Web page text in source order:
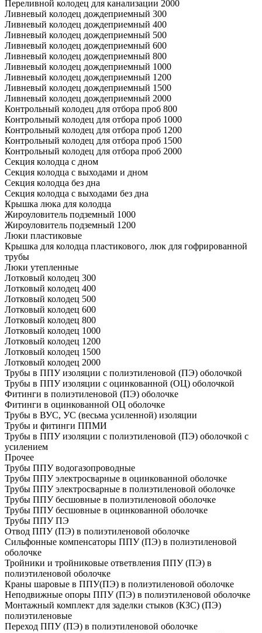
Переливной колодец для канализации 2000
Ливневый колодец дождеприемный 300
Ливневый колодец дождеприемный 400
Ливневый колодец дождеприемный 500
Ливневый колодец дождеприемный 600
Ливневый колодец дождеприемный 800
Ливневый колодец дождеприемный 1000
Ливневый колодец дождеприемный 1200
Ливневый колодец дождеприемный 1500
Ливневый колодец дождеприемный 2000
Контрольный колодец для отбора проб 800
Контрольный колодец для отбора проб 1000
Контрольный колодец для отбора проб 1200
Контрольный колодец для отбора проб 1500
Контрольный колодец для отбора проб 2000
Секция колодца с дном
Секция колодца с выходами и дном
Секция колодца без дна
Секция колодца с выходами без дна
Крышка люка для колодца
Жироуловитель подземный 1000
Жироуловитель подземный 1200
Люки пластиковые
Крышка для колодца пластикового, люк для гофрированной
трубы
Люки утепленные
Лотковый колодец 300
Лотковый колодец 400
Лотковый колодец 500
Лотковый колодец 600
Лотковый колодец 800
Лотковый колодец 1000
Лотковый колодец 1200
Лотковый колодец 1500
Лотковый колодец 2000
Трубы в ППУ изоляции с полиэтиленовой (ПЭ) оболочкой
Трубы в ППУ изоляции с оцинкованной (ОЦ) оболочкой
Фитинги в полиэтиленовой (ПЭ) оболочке
Фитинги в оцинкованной ОЦ оболочке
Трубы в ВУС, УС (весьма усиленной) изоляции
Трубы и фитинги ППМИ
Трубы в ППУ изоляции с полиэтиленовой (ПЭ) оболочкой с
усилением
Прочее
Трубы ППУ водогазопроводные
Трубы ППУ электросварные в оцинкованной оболочке
Трубы ППУ электросварные в полиэтиленовой оболочке
Трубы ППУ бесшовные в полиэтиленовой оболочке
Трубы ППУ бесшовные в оцинкованной оболочке
Трубы ППУ ПЭ
Отвод ППУ (ПЭ) в полиэтиленовой оболочке
Сильфонные компенсаторы ППУ (ПЭ) в полиэтиленовой
оболочке
Тройники и тройниковые ответвления ППУ (ПЭ) в
полиэтиленовой оболочке
Краны шаровые в ППУ(ПЭ) в полиэтиленовой оболочке
Неподвижные опоры ППУ (ПЭ) в полиэтиленовой оболочке
Монтажный комплект для заделки стыков (КЗС) (ПЭ)
полиэтиленовые
Переход ППУ (ПЭ) в полиэтиленовой оболочке